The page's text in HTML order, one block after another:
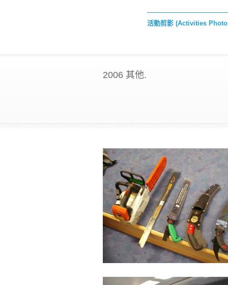
活動剪影 (Activities
2006 其他.